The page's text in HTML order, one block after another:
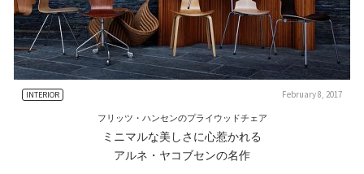
INTERIOR February 8, 2017
フリッツ・ハンセンのプライウッドチェア
ミニマルな美しさに心惹かれる
アルネ・ヤコブセンの名作